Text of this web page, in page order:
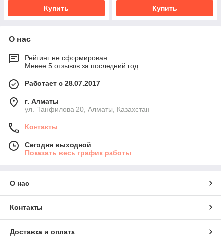
Купить Купить
О нас
Рейтинг не сформирован
Менее 5 отзывов за последний год
Работает с 28.07.2017
г. Алматы
ул. Панфилова 20, Алматы, Казахстан
Контакты
Сегодня выходной
Показать весь график работы
О нас
Контакты
Доставка и оплата